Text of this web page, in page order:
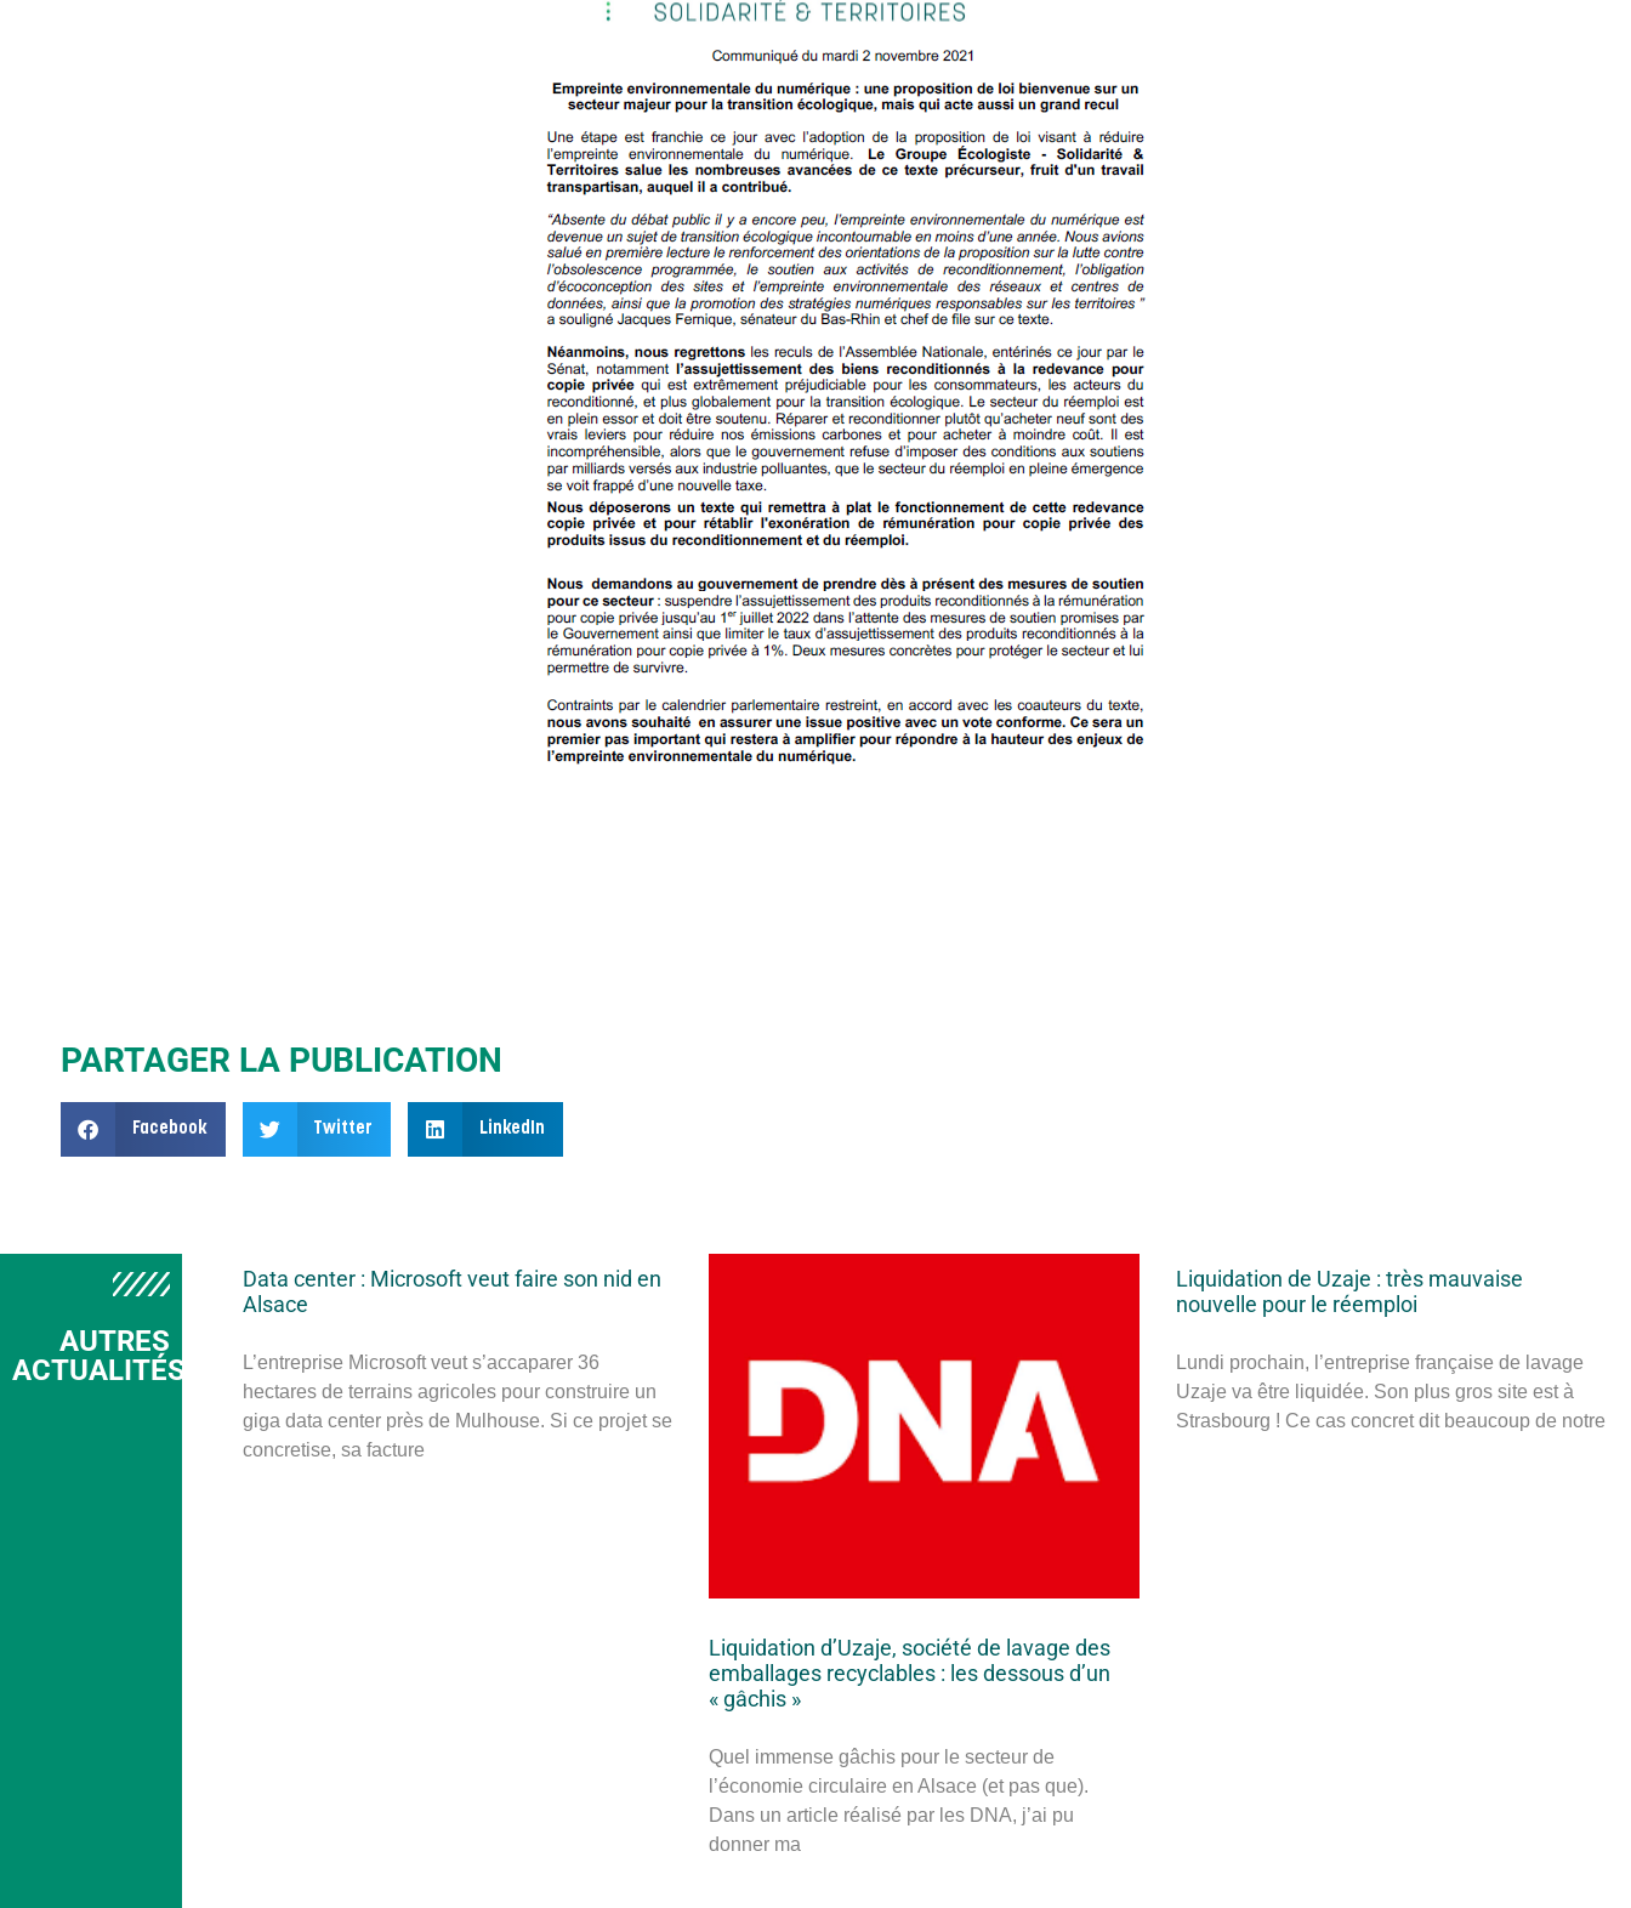
PARTAGER LA PUBLICATION
Facebook Twitter LinkedIn
AUTRES
ACTUALITÉS
Data center : Microsoft veut faire son nid en
Alsace
L’entreprise Microsoft veut s’accaparer 36
hectares de terrains agricoles pour construire un
giga data center près de Mulhouse. Si ce projet se
concretise, sa facture
Liquidation d’Uzaje, société de lavage des
emballages recyclables : les dessous d’un
« gâchis »
Quel immense gâchis pour le secteur de
l’économie circulaire en Alsace (et pas que).
Dans un article réalisé par les DNA, j’ai pu
donner ma
Liquidation de Uzaje : très mauvaise
nouvelle pour le réemploi
Lundi prochain, l’entreprise française de lavage
Uzaje va être liquidée. Son plus gros site est à
Strasbourg ! Ce cas concret dit beaucoup de notre